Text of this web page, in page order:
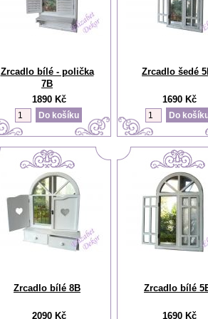
Zrcadlo bílé - polička
7B
1890 Kč
Zrcadlo šedé
1690 Kč
Zrcadlo bílé 8B
2090 Kč
Zrcadlo bílé
1690 Kč